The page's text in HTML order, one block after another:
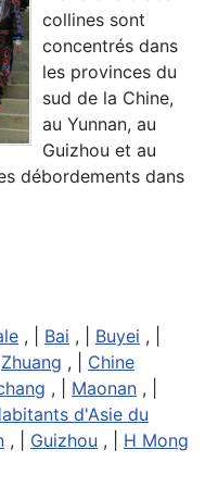
collines sont
concentrés dans
les provinces du
sud de la Chine,
au Yunnan, au
Guizhou et au
débordements dans
, | Bai , | Buyei , |
Zhuang , | Chine
, | Maonan , |
d'Asie du
, | Guizhou , | H Mong